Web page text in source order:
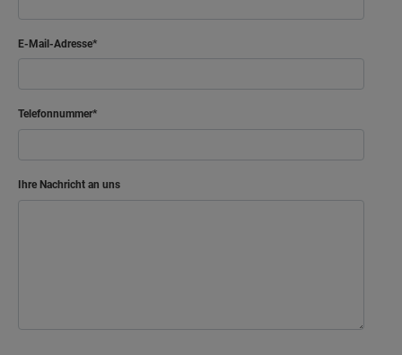
E-Mail-Adresse
Telefonnummer
Ihre Nachricht an uns